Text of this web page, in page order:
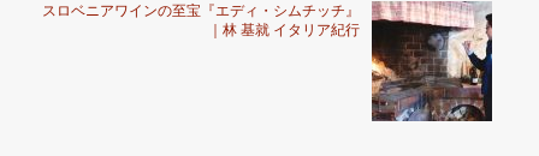
スロベニアワインの至宝『エディ・シムチッチ』
｜林 基就 イタリア紀行